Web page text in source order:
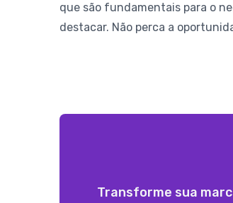
que são fundamentais para o
destacar. Não perca a
Transforme sua